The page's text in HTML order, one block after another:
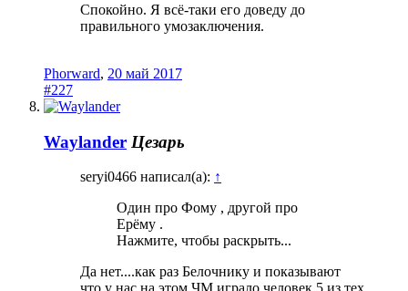
Спокойно. Я всё-таки его доведу до
правильного умозаключения.
Phorward, 20 май 2017
#227
Waylander Цезарь
seryi0466 написал(а): ↑
Один про Фому , другой про
Ерёму .
Нажмите, чтобы раскрыть...
Да нет....как раз Белочнику и показывают